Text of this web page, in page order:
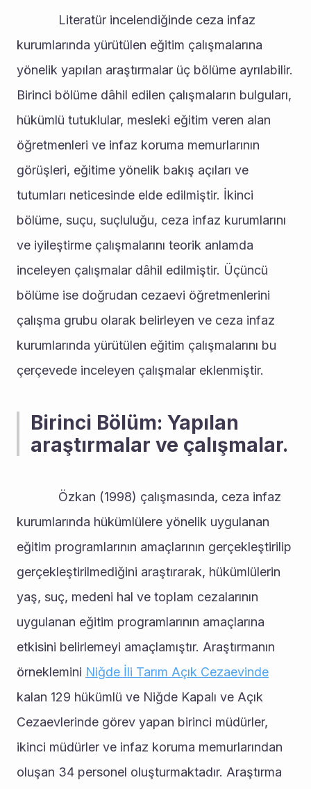
kurumlarında yürütülen eğitim çalışmalarına
yönelik yapılan araştırmalar üç bölüme ayrılabilir.
Birinci bölüme dâhil edilen çalışmaların bulguları,
hükümlü tutuklular, mesleki eğitim veren alan
öğretmenleri ve infaz koruma memurlarının
görüşleri, eğitime yönelik bakış açıları ve
tutumları neticesinde elde edilmiştir. İkinci
bölüme, suçu, suçluluğu, ceza infaz kurumlarını
ve iyileştirme çalışmalarını teorik anlamda
inceleyen çalışmalar dâhil edilmiştir. Üçüncü
bölüme ise doğrudan cezaevi öğretmenlerini
çalışma grubu olarak belirleyen ve ceza infaz
kurumlarında yürütülen eğitim çalışmalarını bu
çerçevede inceleyen çalışmalar eklenmiştir.
Birinci Bölüm: Yapılan
araştırmalar ve çalışmalar.
kurumlarında hükümlülere yönelik uygulanan
eğitim programlarının amaçlarının gerçekleştirilip
gerçekleştirilmediğini araştırarak, hükümlülerin
yaş, suç, medeni hal ve toplam cezalarının
uygulanan eğitim programlarının amaçlarına
etkisini belirlemeyi amaçlamıştır. Araştırmanın
örneklemini Niğde İli Tarım Açık Cezaevinde
kalan 129 hükümlü ve Niğde Kapalı ve Açık
Cezaevlerinde görev yapan birinci müdürler,
ikinci müdürler ve infaz koruma memurlarından
oluşan 34 personel oluşturmaktadır. Araştırma